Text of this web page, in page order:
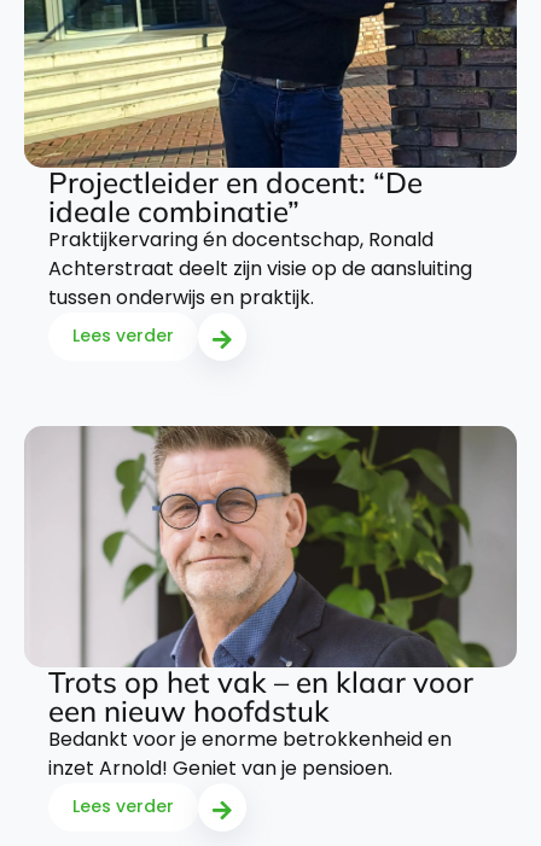
Projectleider en docent: “De
ideale combinatie”
Praktijkervaring én docentschap, Ronald
Achterstraat deelt zijn visie op de aansluiting
tussen onderwijs en praktijk.
Lees verder
Trots op het vak – en klaar voor
een nieuw hoofdstuk
Bedankt voor je enorme betrokkenheid en
inzet Arnold! Geniet van je pensioen.
Lees verder